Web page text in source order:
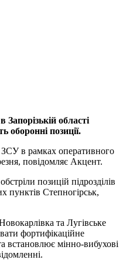
області
оборонні позиції.
в рамках оперативного
повідомляє Акцент.
позицій підрозділів
пунктів Степногірськ,
та Лугівське
фортифікаційне
встановлює мінно-вибухові